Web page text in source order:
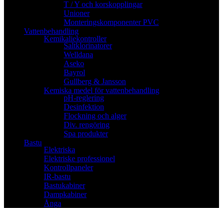
T / Y och korskopplingar
Unioner
Monteringskomponenter PVC
Vattenbehandling
Kemikaliekontroller
Saltklorinatorer
Welldana
Aseko
Bayrol
Gullberg & Jansson
Kemiska medel för vattenbehandling
pH-reglering
Desinfektion
Flockning och alger
Div. rengöring
Spa produkter
Bastu
Elektriska
Elektriske professionel
Kontrollpaneler
IR-bastu
Bastukabiner
Dampkabiner
Ånga